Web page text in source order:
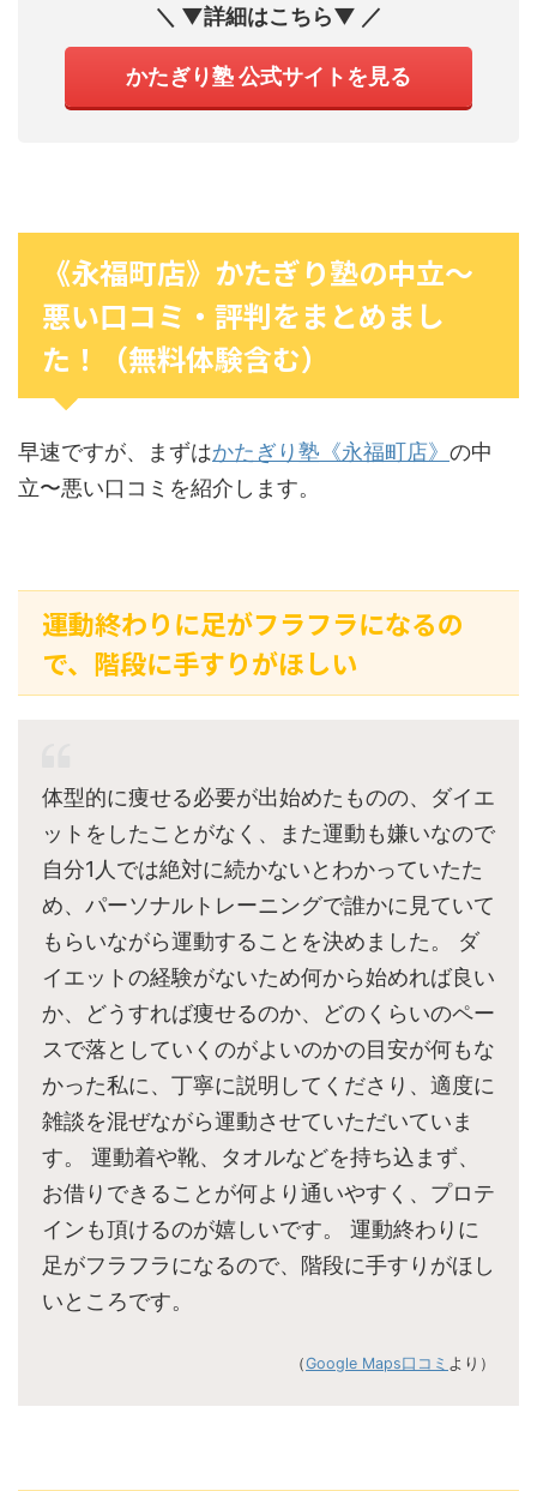
＼ ▼詳細はこちら▼ ／
かたぎり塾 公式サイトを見る
《永福町店》かたぎり塾の中立〜
悪い口コミ・評判をまとめまし
た！（無料体験含む）
早速ですが、まずはかたぎり塾《永福町店》 の中
立〜悪い口コミを紹介します。
運動終わりに足がフラフラになるの
で、階段に手すりがほしい
体型的に痩せる必要が出始めたものの、ダイエ
ットをしたことがなく、また運動も嫌いなので
自分1人では絶対に続かないとわかっていたた
め、パーソナルトレーニングで誰かに見ていて
もらいながら運動することを決めました。 ダ
イエットの経験がないため何から始めれば良い
か、どうすれば痩せるのか、どのくらいのペー
スで落としていくのがよいのかの目安が何もな
かった私に、丁寧に説明してくださり、適度に
雑談を混ぜながら運動させていただいていま
す。 運動着や靴、タオルなどを持ち込まず、
お借りできることが何より通いやすく、プロテ
インも頂けるのが嬉しいです。 運動終わりに
足がフラフラになるので、階段に手すりがほし
いところです。
（Google Maps口コミ より）